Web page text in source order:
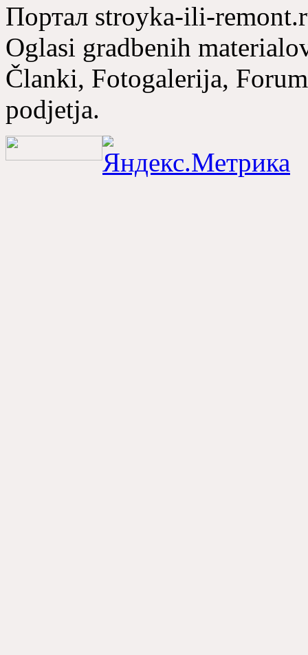
Портал stroyka-ili-
Oglasi gradbenih
Članki, Fotogalerija,
podjetja.